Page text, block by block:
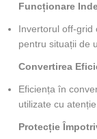
Funcționare
Invertorul off-grid
pentru situații de
Convertirea
Eficiența în
utilizate cu
Protecție